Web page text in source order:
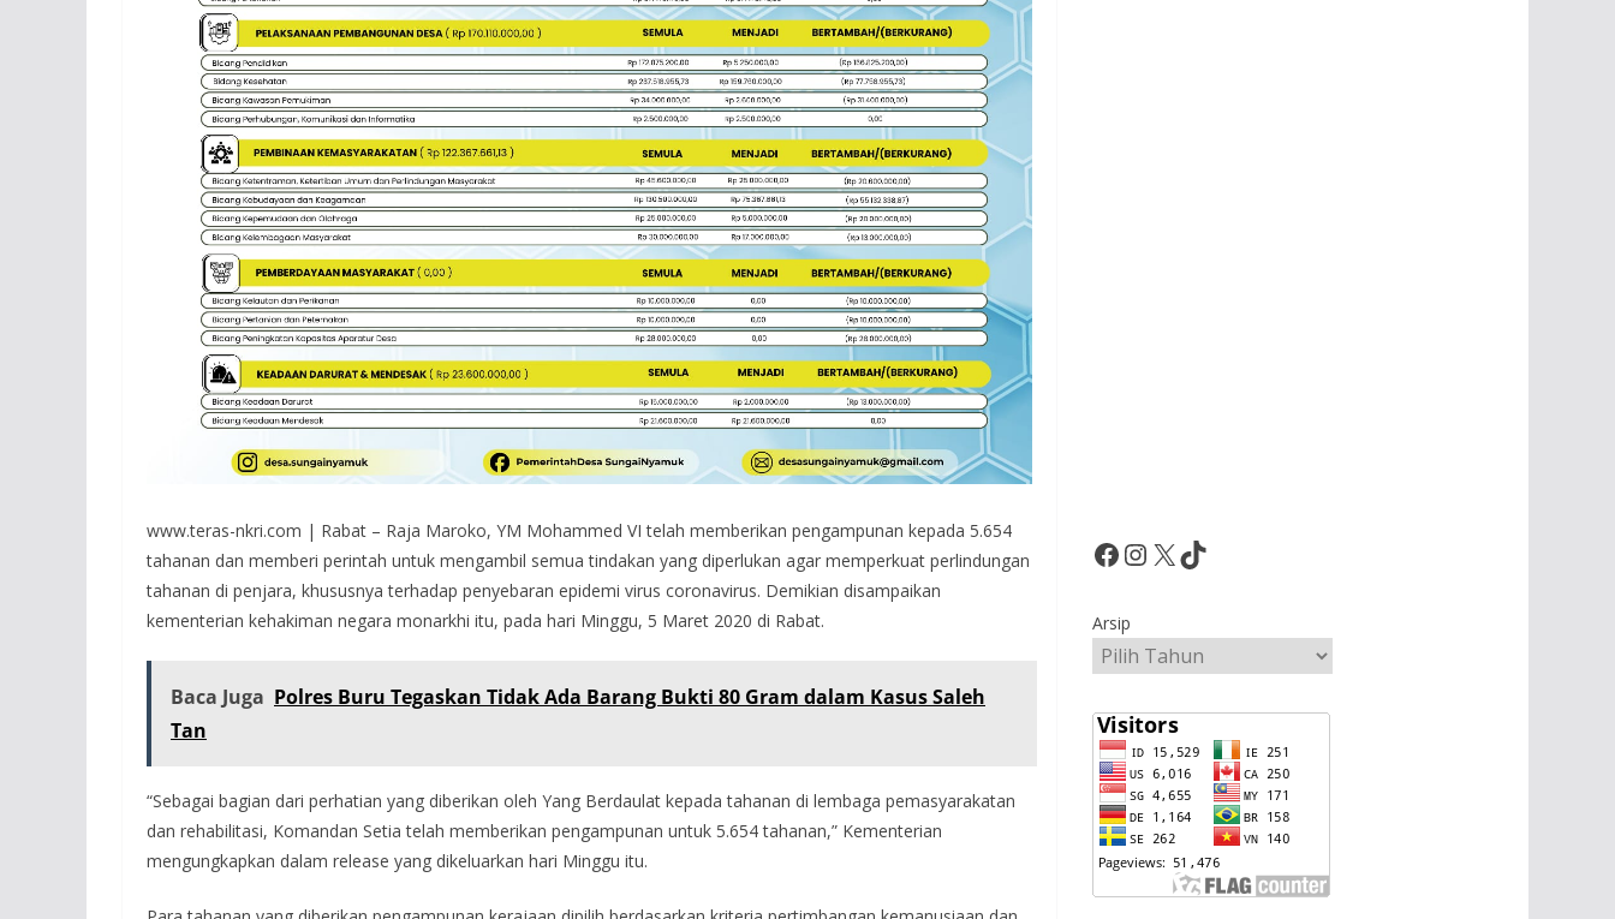
www.teras-nkri.com | Rabat – Raja Maroko, YM Mohammed VI telah memberikan pengampunan kepada 5.654
tahanan dan memberi perintah untuk mengambil semua tindakan yang diperlukan agar memperkuat perlindungan
tahanan di penjara, khususnya terhadap penyebaran epidemi virus coronavirus. Demikian disampaikan
kementerian kehakiman negara monarkhi itu, pada hari Minggu, 5 Maret 2020 di Rabat.
Baca Juga Polres Buru Tegaskan Tidak Ada Barang Bukti 80 Gram dalam Kasus Saleh
Tan
“Sebagai bagian dari perhatian yang diberikan oleh Yang Berdaulat kepada tahanan di lembaga pemasyarakatan
dan rehabilitasi, Komandan Setia telah memberikan pengampunan untuk 5.654 tahanan,” Kementerian
mengungkapkan dalam release yang dikeluarkan hari Minggu itu.
Facebook InstagramX TikTok
Arsip